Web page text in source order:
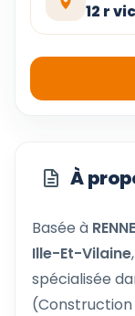
12 r
À
Basée à
Ille-Et-Vilaine
spécialisée